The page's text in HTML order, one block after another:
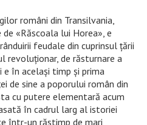
români din Transilvania,
«Răscoala lui Horea», e
feudale din cuprinsul țării
revoluționar, de răsturnare a
în același timp și prima
de sine a poporului român din
cu putere elementară acum
în cadrul larg al istoriei
într-un răstimp de mari